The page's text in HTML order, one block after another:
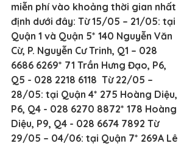
miễn phí vào khoảng thời gian nhất
định dưới đây: Từ 15/05 – 21/05: tại
Quận 1 và Quận 5* 140 Nguyễn Văn
Cừ, P. Nguyễn Cư Trinh, Q1 – 028
6686 6269* 71 Trần Hưng Đạo, P6,
Q5 - 028 2218 6118  Từ 22/05 –
28/05: tại Quận 4* 275 Hoàng Diệu,
P6, Q4 - 028 6270 8872* 178 Hoàng
Diệu, P9, Q4 - 028 6674 7892 Từ
29/05 – 04/06: tại Quận 7* 269A Lê